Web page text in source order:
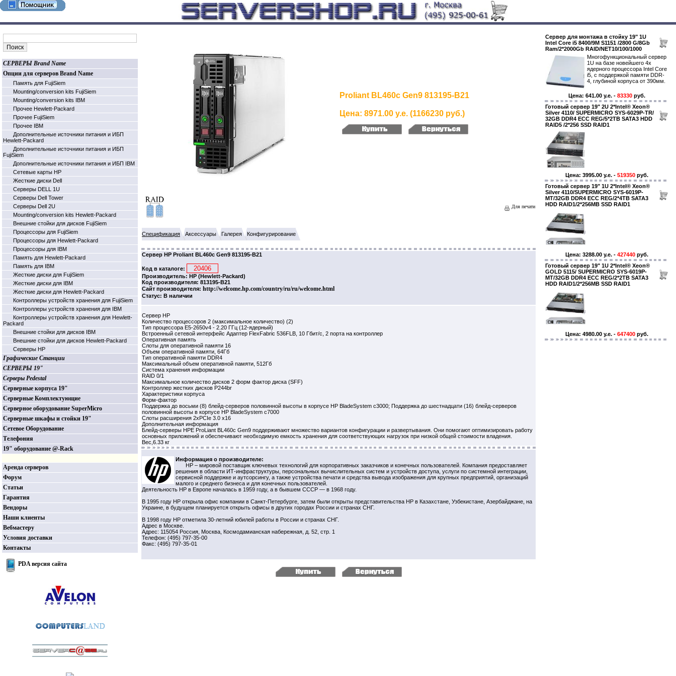
СЕРВЕРЫ Brand Name
Опции для серверов Brand Name
Память для FujiSiem
Mounting/conversion kits FujiSiem
Mounting/conversion kits IBM
Прочее Hewlett-Packard
Прочее FujiSiem
Прочее IBM
Дополнительные источники питания и ИБП
Hewlett-Packard
Дополнительные источники питания и ИБП
FujiSiem
Дополнительные источники питания и ИБП IBM
Cетевые карты HP
Жесткие диски Dell
Серверы DELL 1U
Серверы Dell Tower
Серверы Dell 2U
Mounting/conversion kits Hewlett-Packard
Внешние стойки для дисков FujiSiem
Процессоры для FujiSiem
Процессоры для Hewlett-Packard
Процессоры для IBM
Память для Hewlett-Packard
Память для IBM
Жесткие диски для FujiSiem
Жесткие диски для IBM
Жесткие диски для Hewlett-Packard
Контроллеры устройств хранения для FujiSiem
Контроллеры устройств хранения для IBM
Контроллеры устройств хранения для Hewlett-
Packard
Внешние стойки для дисков IBM
Внешние стойки для дисков Hewlett-Packard
Серверы HP
Графические Станции
СЕРВЕРЫ 19"
Серверы Pedestal
Серверные корпуса 19"
Серверные Комплектующие
Серверное оборудование SuperMicro
Серверные шкафы и стойки 19"
Сетевое Оборудование
Телефония
19" оборудование @-Rack
Аренда серверов
Форум
Статьи
Гарантия
Вендоры
Наши клиенты
Вебмастеру
Условия доставки
Контакты
PDA версия сайта
Proliant BL460c Gen9 813195-B21
Цена: 8971.00 у.е. (1166230 руб.)
Для печати
Спецификация Аксессуары Галерея Конфигурирование
Сервер HP Proliant BL460c Gen9 813195-B21
Код в каталоге:
Производитель: HP (Hewlett-Packard)
Код производителя: 813195-B21
Сайт производителя: http://welcome.hp.com/country/ru/ru/welcome.html
Статус: В наличии
Сервер HP
Количество процессоров 2 (максимальное количество) (2)
Тип процессора E5-2650v4 - 2.20 ГГц (12-ядерный)
Встроенный сетевой интерфейс Адаптер FlexFabric 536FLB, 10 Гбит/с, 2 порта на контроллер
Оперативная память
Слоты для оперативной памяти 16
Объем оперативной памяти, 64Гб
Тип оперативной памяти DDR4
Максимальный объем оперативной памяти, 512Гб
Система хранения информации
RAID 0/1
Максимальное количество дисков 2 форм фактор диска (SFF)
Контроллер жестких дисков P244br
Характеристики корпуса
Форм-фактор
Поддержка до восьми (8) блейд-серверов половинной высоты в корпусе HP BladeSystem c3000; Поддержка до шестнадцати (16) блейд-серверов
половинной высоты в корпусе HP BladeSystem c7000
Слоты расширения 2xPCIe 3.0 x16
Дополнительная информация
Блейд-серверы HPE ProLiant BL460c Gen9 поддерживают множество вариантов конфигурации и развертывания. Они помогают оптимизировать работу
основных приложений и обеспечивают необходимую емкость хранения для соответствующих нагрузок при низкой общей стоимости владения.
Вес,6.33 кг
Информация о производителе:
HP – мировой поставщик ключевых технологий для корпоративных заказчиков и конечных пользователей. Компания предоставляет
решения в области ИТ-инфраструктуры, персональных вычислительных систем и устройств доступа, услуги по системной интеграции,
сервисной поддержке и аутсорсингу, а также устройства печати и средства вывода изображения для крупных предприятий, организаций
малого и среднего бизнеса и для конечных пользователей.
Деятельность НР в Европе началась в 1959 году, а в бывшем СССР — в 1968 году.
В 1995 году НР открыла офис компании в Санкт-Петербурге, затем были открыты представительства HP в Казахстане, Узбекистане, Азербайджане, на
Украине, в будущем планируется открыть офисы в других городах России и странах СНГ.
В 1998 году НР отметила 30-летний юбилей работы в России и странах СНГ.
Адрес в Москве.
Адрес: 115054 Россия, Москва, Космодамианская набережная, д. 52, стр. 1
Телефон: (495) 797-35-00
Факс: (495) 797-35-01
Сервер для монтажа в стойку 19" 1U
Intel Core i5 8400/9M S1151 /2800 G/8Gb
Ram/2*2000Gb RAID/NET10/100/1000
Многофункциональный сервер
1U на базе новейшего 4х
ядерного процессора Intel Core
i5, с поддержкой памяти DDR-
4, глубиной корпуса от 390мм.
Цена: 641.00 y.e. - 83330руб.
Готовый сервер 19" 2U 2*Intel® Xeon®
Silver 4110/ SUPERMICRO SYS-6029P-TR/
32GB DDR4 ECC REG/5*2TB SATA3 HDD
RAID5 /2*256 SSD RAID1
Цена: 3995.00 y.e. - 519350руб.
Готовый сервер 19" 1U 2*Intel® Xeon®
Silver 4110/SUPERMICRO SYS-6019P-
MT/32GB DDR4 ECC REG/2*4TB SATA3
HDD RAID1/2*256MB SSD RAID1
Цена: 3288.00 y.e. - 427440руб.
Готовый сервер 19" 1U 2*Intel® Xeon®
GOLD 5115/ SUPERMICRO SYS-6019P-
MT/32GB DDR4 ECC REG/2*2TB SATA3
HDD RAID1/2*256MB SSD RAID1
Цена: 4980.00 y.e. - 647400руб.